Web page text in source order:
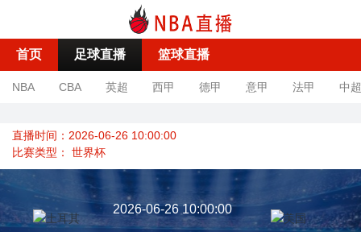
首页 足球直播 篮球直播
NBA CBA 英超 西甲 德甲 意甲 法甲 中超
直播时间：2026-06-26 10:00:00
比赛类型： 世界杯
2026-06-26 10:00:00